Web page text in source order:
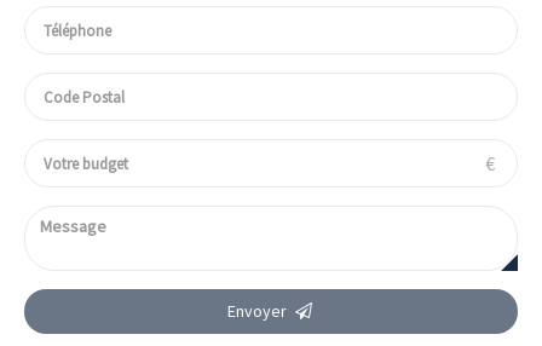
€
Envoyer